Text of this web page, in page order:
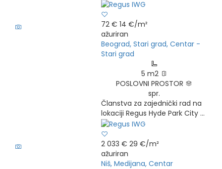
72 € 14 €/m²
ažuriran
Beograd, Stari grad, Centar -
Stari grad
5 m2
POSLOVNI PROSTOR
spr.
Članstva za zajednički rad na
lokaciji Regus Hyde Park City ...
2 033 € 29 €/m²
ažuriran
Niš, Medijana, Centar